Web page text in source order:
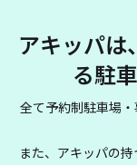
アキッパは
る駐
全て予約制駐車場
また、アキッパの